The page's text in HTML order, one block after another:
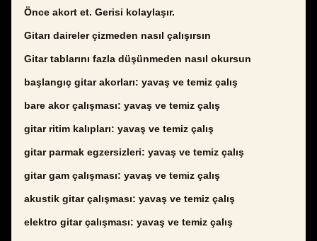
Önce akort et. Gerisi kolaylaşır.
Gitarı daireler çizmeden nasıl çalışırsın
Gitar tablarını fazla düşünmeden nasıl okursun
başlangıç gitar akorları: yavaş ve temiz çalış
bare akor çalışması: yavaş ve temiz çalış
gitar ritim kalıpları: yavaş ve temiz çalış
gitar parmak egzersizleri: yavaş ve temiz çalış
gitar gam çalışması: yavaş ve temiz çalış
akustik gitar çalışması: yavaş ve temiz çalış
elektro gitar çalışması: yavaş ve temiz çalış